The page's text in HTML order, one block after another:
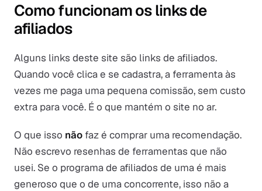
Como funcionam os links de
afiliados
Alguns links deste site são links de afiliados.
Quando você clica e se cadastra, a ferramenta às
vezes me paga uma pequena comissão, sem custo
extra para você. É o que mantém o site no ar.
O que isso não faz é comprar uma recomendação.
Não escrevo resenhas de ferramentas que não
usei. Se o programa de afiliados de uma é mais
generoso que o de uma concorrente, isso não a